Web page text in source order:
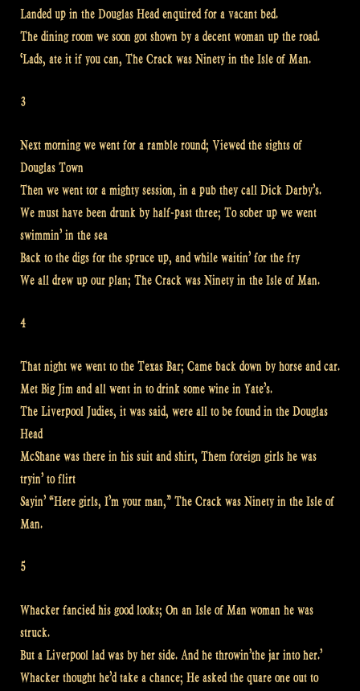
Landed up in the Douglas Head enquired for a vacant bed.
The dining room we soon got shown by a decent woman up the road.
‘Lads, ate it if you can, The Crack was Ninety in the Isle of Man.
3
Next morning we went for a ramble round; Viewed the sights of
Douglas Town
Then we went tor a mighty session, in a pub they call Dick Darby’s.
We must have been drunk by half-past three; To sober up we went
swimmin’ in the sea
Back to the digs for the spruce up, and while waitin’ for the fry
We all drew up our plan; The Crack was Ninety in the Isle of Man.
4
That night we went to the Texas Bar; Came back down by horse and car.
Met Big Jim and all went in to drink some wine in Yate’s.
The Liverpool Judies, it was said, were all to be found in the Douglas
Head
McShane was there in his suit and shirt, Them foreign girls he was
tryin’ to flirt
Sayin’ “Here girls, I’m your man,” The Crack was Ninety in the Isle of
Man.
5
Whacker fancied his good looks; On an Isle of Man woman he was
struck.
But a Liverpool lad was by her side. And he throwin’the jar into her.’
Whacker thought he’d take a chance; He asked the quare one out to